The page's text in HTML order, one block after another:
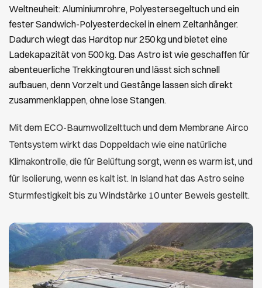
Weltneuheit: Aluminiumrohre, Polyestersegeltuch und ein
fester Sandwich-Polyesterdeckel in einem Zeltanhänger.
Dadurch wiegt das Hardtop nur 250 kg und bietet eine
Ladekapazität von 500 kg. Das Astro ist wie geschaffen für
abenteuerliche Trekkingtouren und lässt sich schnell
aufbauen, denn Vorzelt und Gestänge lassen sich direkt
zusammenklappen, ohne lose Stangen.
Mit dem ECO-Baumwollzelttuch und dem Membrane Airco
Tentsystem wirkt das Doppeldach wie eine natürliche
Klimakontrolle, die für Belüftung sorgt, wenn es warm ist, und
für Isolierung, wenn es kalt ist. In Island hat das Astro seine
Sturmfestigkeit bis zu Windstärke 10 unter Beweis gestellt.